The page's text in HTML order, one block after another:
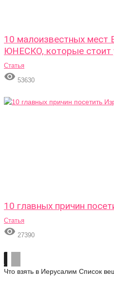
10 малоизвестных мест
ЮНЕСКО, которые стоит
Статья
 53630
10 главных причин
Статья
 27390
Что взять в Иерусалим Список